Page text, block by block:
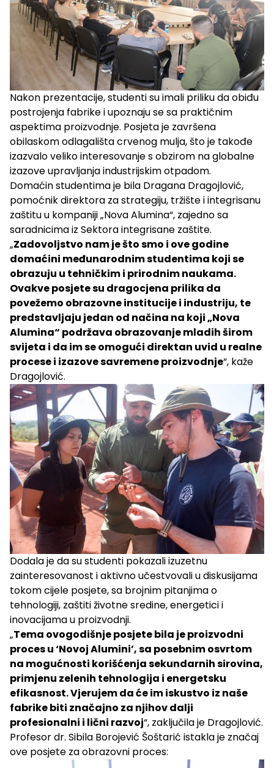
Nakon prezentacije, studenti su imali priliku da obiđu
postrojenja fabrike i upoznaju se sa praktičnim
aspektima proizvodnje. Posjeta je završena
obilaskom odlagališta crvenog mulja, što je takođe
izazvalo veliko interesovanje s obzirom na globalne
izazove upravljanja industrijskim otpadom.
Domaćin studentima je bila Dragana Dragojlović,
pomoćnik direktora za strategiju, tržište i integrisanu
zaštitu u kompaniji „Nova Alumina“, zajedno sa
saradnicima iz Sektora integrisane zaštite.
„Zadovoljstvo nam je što smo i ove godine
domaćini međunarodnim studentima koji se
obrazuju u tehničkim i prirodnim naukama.
Ovakve posjete su dragocjena prilika da
povežemo obrazovne institucije i industriju, te
predstavljaju jedan od načina na koji „Nova
Alumina“ podržava obrazovanje mladih širom
svijeta i da im se omogući direktan uvid u realne
procese i izazove savremene proizvodnje“, kaže
Dragojlović.
Dodala je da su studenti pokazali izuzetnu
zainteresovanost i aktivno učestvovali u diskusijama
tokom cijele posjete, sa brojnim pitanjima o
tehnologiji, zaštiti životne sredine, energetici i
inovacijama u proizvodnji.
„Tema ovogodišnje posjete bila je proizvodni
proces u ‘Novoj Alumini’, sa posebnim osvrtom
na mogućnosti korišćenja sekundarnih sirovina,
primjenu zelenih tehnologija i energetsku
efikasnost. Vjerujem da će im iskustvo iz naše
fabrike biti značajno za njihov dalji
profesionalni i lični razvoj“, zaključila je Dragojlović.
Profesor dr. Sibila Borojević Šoštarić istakla je značaj
ove posjete za obrazovni proces: